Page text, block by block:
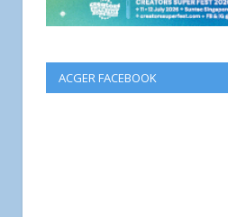
ACGER FACEBOOK